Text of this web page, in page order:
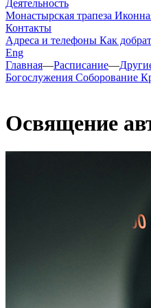
Деятельность
Монастырская трапеза
Контакты
Адреса и телефоны Как
Eng
Главная—Расписание—
Богослужения Соборование
Освящение